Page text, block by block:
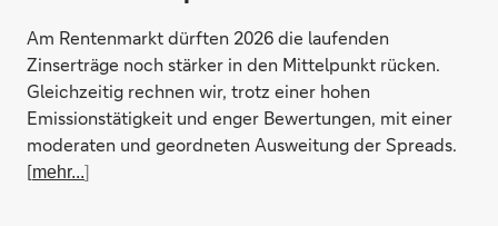
Am Rentenmarkt dürften 2026 die laufenden
Zinserträge noch stärker in den Mittelpunkt rücken.
Gleichzeitig rechnen wir, trotz einer hohen
Emissionstätigkeit und enger Bewertungen, mit einer
moderaten und geordneten Ausweitung der Spreads.
[mehr...]